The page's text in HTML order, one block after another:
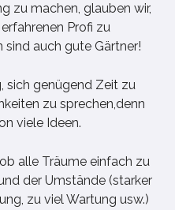
zu machen, glauben wir,
Profi zu
sind auch gute Gärtner!
sich genügend Zeit zu
zu sprechen,denn
viele Ideen.
alle Träume einfach zu
der Umstände (starker
zu viel Wartung usw.)